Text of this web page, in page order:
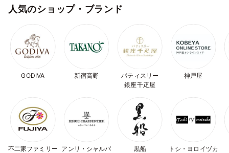
人気のショップ・ブランド
GODIVA
不二家ファミリー
新宿高野
アンリ・シャルパ
パティスリー
銀座千疋屋
黒船
神戸屋
トシ・ヨロイヅカ